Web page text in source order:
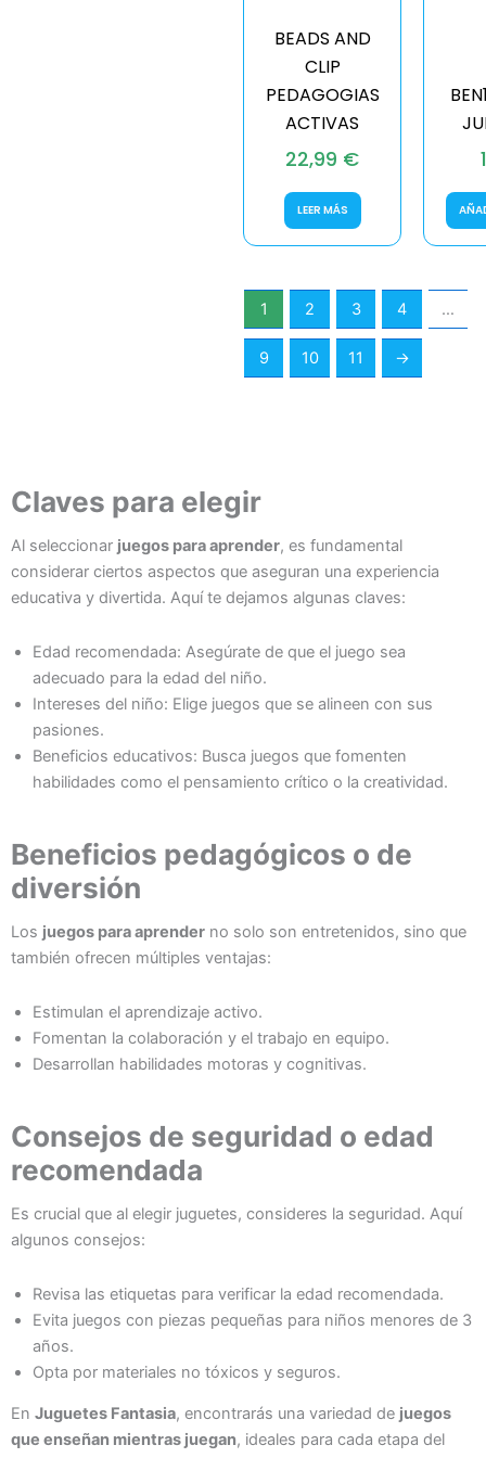
BEADS AND
CLIP
PEDAGOGIAS
ACTIVAS
22,99 €
LEER MÁS
1 2 3 4 …
9 10 11 →
Claves para elegir
Al seleccionar juegos para aprender, es fundamental
considerar ciertos aspectos que aseguran una experiencia
educativa y divertida. Aquí te dejamos algunas claves:
Edad recomendada: Asegúrate de que el juego sea
adecuado para la edad del niño.
Intereses del niño: Elige juegos que se alineen con sus
pasiones.
Beneficios educativos: Busca juegos que fomenten
habilidades como el pensamiento crítico o la creatividad.
Beneficios pedagógicos o de
diversión
Los juegos para aprender no solo son entretenidos, sino que
también ofrecen múltiples ventajas:
Estimulan el aprendizaje activo.
Fomentan la colaboración y el trabajo en equipo.
Desarrollan habilidades motoras y cognitivas.
Consejos de seguridad o edad
recomendada
Es crucial que al elegir juguetes, consideres la seguridad. Aquí
algunos consejos:
Revisa las etiquetas para verificar la edad recomendada.
Evita juegos con piezas pequeñas para niños menores de 3
años.
Opta por materiales no tóxicos y seguros.
En Juguetes Fantasia, encontrarás una variedad de juegos
que enseñan mientras juegan, ideales para cada etapa del